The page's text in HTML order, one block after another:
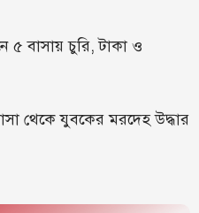
৫ বাসায় চুরি, টাকা ও
থেকে যুবকের মরদেহ উদ্ধার